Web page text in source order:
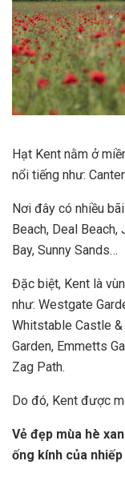
Hạt Kent nằm ở
nổi tiếng như:
Nơi đây có nhiều
Beach, Deal
Bay, Sunny Sands…
Đặc biệt, Kent là
như: Westgate
Whitstable Castle
Garden, Emmetts
Zag Path.
Do đó, Kent được
Vẻ đẹp mùa hè
ống kính của